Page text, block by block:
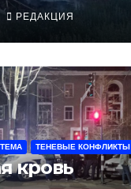
РЕДАКЦИЯ
ТЕНЕВЫЕ КОНФЛИКТЫ
кровь